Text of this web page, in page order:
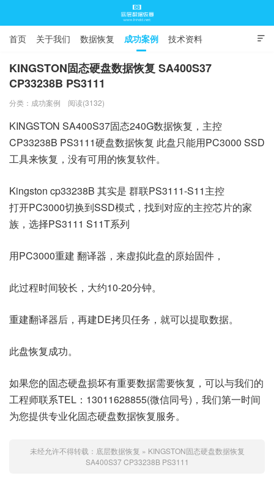

首页 关于我们 数据恢复 成功案例 技术资料
常见问题
KINGSTON固态硬盘数据恢复 SA400S37
CP33238B PS3111
分类： 成功案例 阅读(3132)
KINGSTON SA400S37固态240G数据恢复，主控
CP33238B PS3111硬盘数据恢复 此盘只能用PC3000 SSD
工具来恢复，没有可用的恢复软件。
Kingston cp33238B 其实是 群联PS3111-S11主控
打开PC3000切换到SSD模式，找到对应的主控芯片的家
族，选择PS3111 S11T系列
用PC3000重建 翻译器，来虚拟此盘的原始固件，
此过程时间较长，大约10-20分钟。
重建翻译器后，再建DE拷贝任务，就可以提取数据。
此盘恢复成功。
如果您的固态硬盘损坏有重要数据需要恢复，可以与我们的
工程师联系TEL：13011628855(微信同号)，我们第一时间
为您提供专业化固态硬盘数据恢复服务。
未经允许不得转载： 底层数据恢复 » KINGSTON固态硬盘数据恢复
SA400S37 CP33238B PS3111